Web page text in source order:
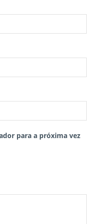
para a próxima vez